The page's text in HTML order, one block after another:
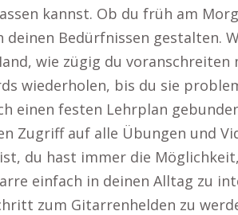
kannst. Ob du früh am
Bedürfnissen gestalten.
wie zügig du
wiederholen, bis du sie
einen festen Lehrplan
Zugriff auf alle Übungen und
du hast immer die
einfach in deinen Alltag zu
zum Gitarrenhelden zu